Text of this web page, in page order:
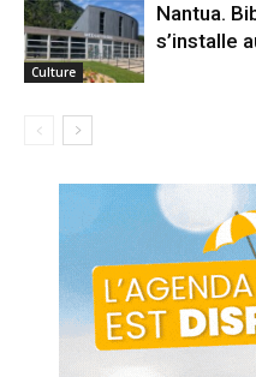
Culture
Nantua.
s’installe